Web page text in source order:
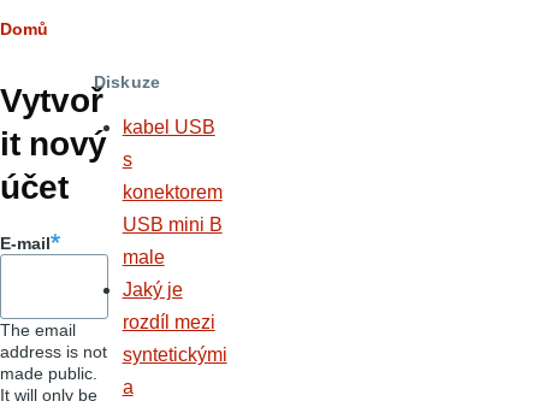
Hlavní
záložky
Drobečková
navigace
Domů
Vytvoř
it nový
účet
E-mail
The email
address is not
made public.
It will only be
Diskuze
kabel USB
s
konektorem
USB mini B
male
Jaký je
rozdíl mezi
syntetickými
a